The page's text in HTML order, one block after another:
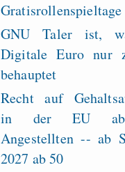
GNU Taler ist,
Digitale Euro nur
behauptet
Recht auf
in der EU
Angestellten -- ab
2027 ab 50